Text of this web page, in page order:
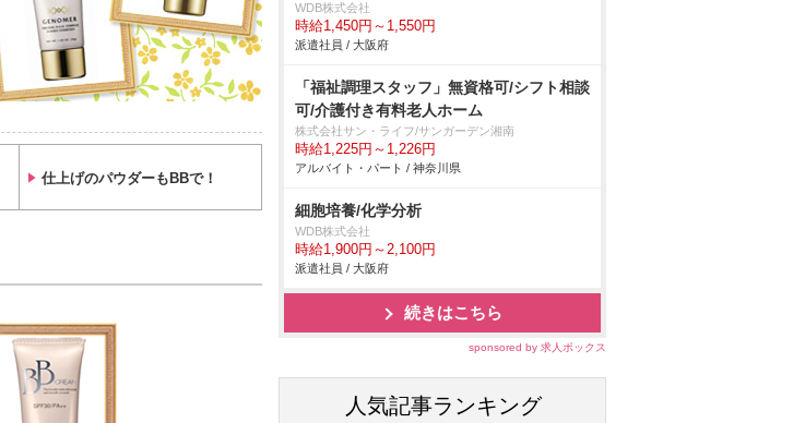
仕上げのパウダーもBBで！
WDB株式会社
時給1,450円～1,550円
派遣社員 / 大阪府
「福祉調理スタッフ」無資格可/シフト相談
可/介護付き有料老人ホーム
株式会社サン・ライフ/サンガーデン湘南
時給1,225円～1,226円
アルバイト・パート / 神奈川県
細胞培養/化学分析
WDB株式会社
時給1,900円～2,100円
派遣社員 / 大阪府
続きはこちら
sponsored by 求人ボックス
人気記事ランキング